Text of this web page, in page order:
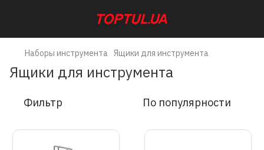
Наборы инструмента Ящики для инструмента
Ящики для инструмента
Фильтр По популярности